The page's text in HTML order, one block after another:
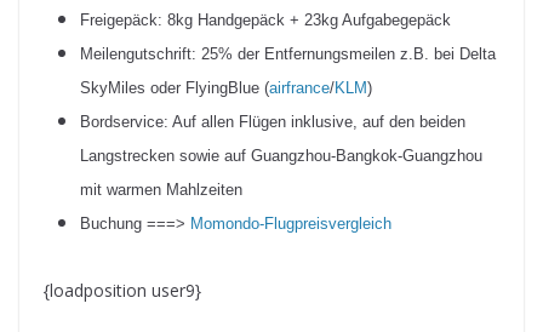
Freigepäck: 8kg Handgepäck + 23kg Aufgabegepäck
Meilengutschrift: 25% der Entfernungsmeilen z.B. bei Delta
SkyMiles oder FlyingBlue (airfrance/KLM)
Bordservice: Auf allen Flügen inklusive, auf den beiden
Langstrecken sowie auf Guangzhou-Bangkok-Guangzhou
mit warmen Mahlzeiten
Buchung ===> Momondo-Flugpreisvergleich
{loadposition user9}